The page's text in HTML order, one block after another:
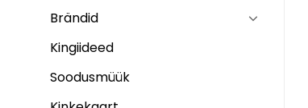
Brändid
Kingiideed
Soodusmüük